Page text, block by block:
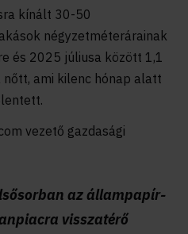
kínált 30-50
négyzetméterárainak
és 2025 júliusa között 1,1
ami kilenc hónap alatt
vezető gazdasági
az állampapír-
visszatérő